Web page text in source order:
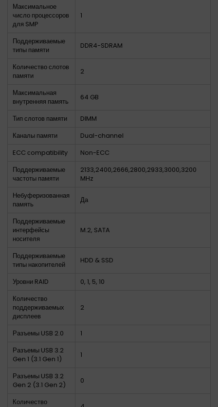
Максимальное
число процессоров
для SMP
1
Поддерживаемые
типы памяти
DDR4-SDRAM
Количество слотов
памяти
2
Максимальная
внутренняя память
64 GB
Тип слотов памяти
DIMM
Каналы памяти
Dual-channel
ECC сompatibility
Non-ECC
Поддерживаемые
частоты памяти
2133,2400,2666,2800,2933,3000,3200
MHz
Небуферизованная
память
Да
Поддерживаемые
интерфейсы
носителя
M.2, SATA
Поддерживаемые
типы накопителей
HDD & SSD
Уровни RAID
0, 1, 5, 10
Количество
поддерживаемых
дисплеев
2
Разъемы USB 2.0
1
Разъемы USB 3.2
Gen 1 (3.1 Gen 1)
1
Разъемы USB 3.2
Gen 2 (3.1 Gen 2)
0
Количество